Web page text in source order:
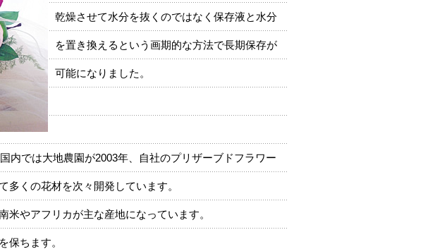
乾燥させて水分を抜くのではなく保存液と水分
を置き換えるという画期的な方法で長期保存が
可能になりました。
内では大地農園が2003年、自社のプリザーブドフラワー
多くの花材を次々開発しています。
やアフリカが主な産地になっています。
保ちます。